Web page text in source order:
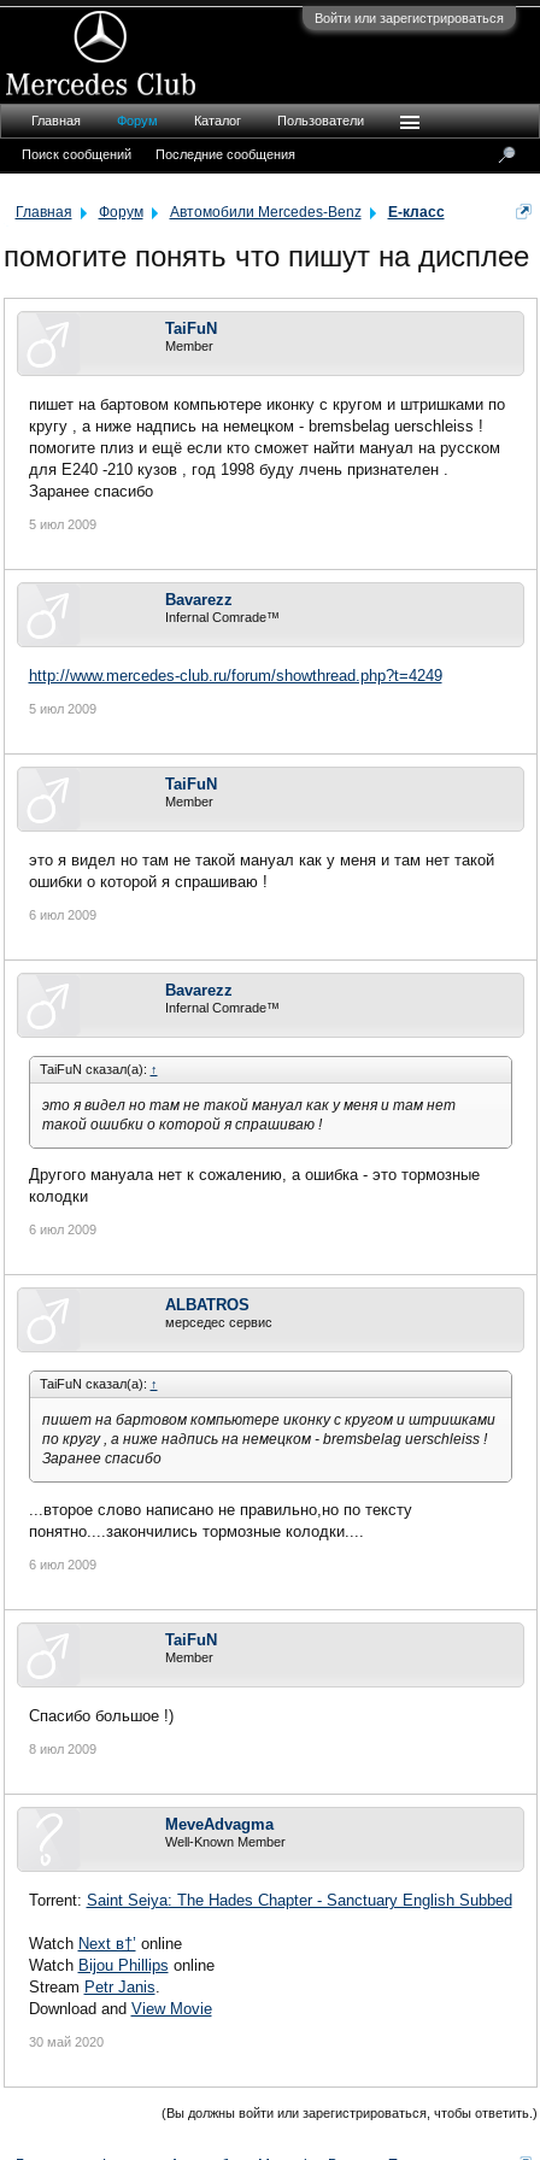
Войти или зарегистрироваться
Главная Форум Автомобили Mercedes-Benz E-класс
помогите понять что пишут на дисплее
TaiFuN
Member
пишет на бартовом компьютере иконку с кругом и штришками по
кругу , а ниже надпись на немецком - bremsbelag uerschleiss !
помогите плиз и ещё если кто сможет найти мануал на русском
для E240 -210 кузов , год 1998 буду лчень признателен .
Заранее спасибо
5 июл 2009
Bavarezz
Infernal Comrade™
http://www.mercedes-club.ru/forum/showthread.php?t=4249
5 июл 2009
TaiFuN
Member
это я видел но там не такой мануал как у меня и там нет такой
ошибки о которой я спрашиваю !
6 июл 2009
Bavarezz
Infernal Comrade™
TaiFuN сказал(а): ↑
это я видел но там не такой мануал как у меня и там нет
такой ошибки о которой я спрашиваю !
Другого мануала нет к сожалению, а ошибка - это тормозные
колодки
6 июл 2009
ALBATROS
мерседес сервис
TaiFuN сказал(а): ↑
пишет на бартовом компьютере иконку с кругом и штришками
по кругу , а ниже надпись на немецком - bremsbelag uerschleiss !
Заранее спасибо
...второе слово написано не правильно,но по тексту
понятно....закончились тормозные колодки....
6 июл 2009
TaiFuN
Member
Спасибо большое !)
8 июл 2009
MeveAdvagma
Well-Known Member
Torrent: Saint Seiya: The Hades Chapter - Sanctuary English Subbed
Watch Next в†’ online
Watch Bijou Phillips online
Stream Petr Janis
Download and View Movie
30 май 2020
(Вы должны войти или зарегистрироваться, чтобы ответить.)
Главная Форум
Поиск сообщений Последние сообщения
Каталог Пользователи